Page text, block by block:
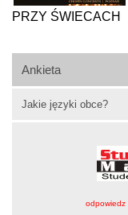
Ankieta
Jakie języki obce?
odpowiedz
PRZY ŚWIECACH